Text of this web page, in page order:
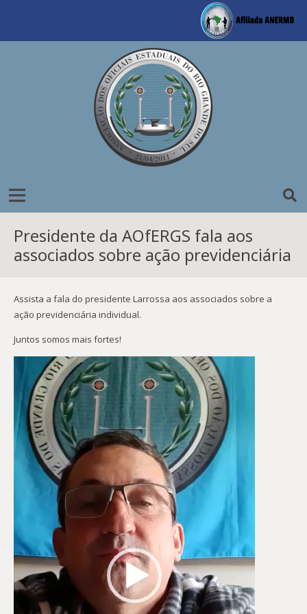
Presidente da AOfERGS fala aos
associados sobre ação previdenciária
Assista a fala do presidente Larrossa aos associados sobre a
ação previdenciária individual.
Juntos somos mais fortes!
Tocador
vídeo